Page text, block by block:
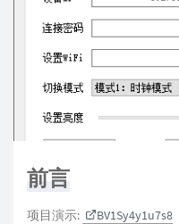
前言
项目演示: BV1Sy4y1u7s8